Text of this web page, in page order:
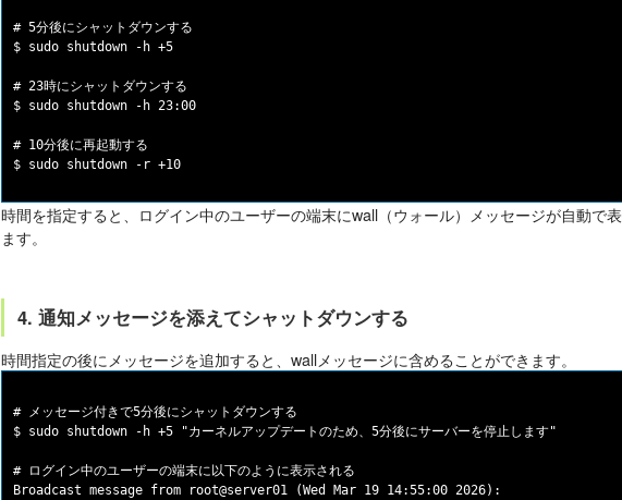
# 5分後にシャットダウンする
$ sudo shutdown -h +5
# 23時にシャットダウンする
$ sudo shutdown -h 23:00
# 10分後に再起動する
時間を指定すると、ログイン中のユーザーの端末にwall（ウォール）メッセージが自動で
ます。
4. 通知メッセージを添えてシャットダウンする
時間指定の後にメッセージを追加すると、wallメッセージに含めることができます。
# メッセージ付きで5分後にシャットダウンする
$ sudo shutdown -h +5 "カーネルアップデートのため、5分後にサーバーを停止します"
# ログイン中のユーザーの端末に以下のように表示される
Broadcast message from root@server01 (Wed Mar 19 14:55:00 2026):